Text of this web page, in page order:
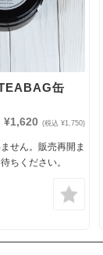
缶
¥1,620 (税込 ¥1,750)
せん。販売再開ま
ちください。